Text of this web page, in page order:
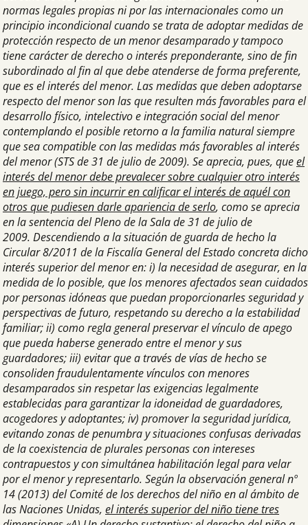
normas legales propias ni por las internacionales como un
principio incondicional cuando se trata de adoptar medidas de
protección respecto de un menor desamparado y tampoco
tiene carácter de derecho o interés preponderante, sino de fin
subordinado al fin al que debe atenderse de forma preferente,
que es el interés del menor. Las medidas que deben adoptarse
respecto del menor son las que resulten más favorables para el
desarrollo físico, intelectivo e integración social del menor
contemplando el posible retorno a la familia natural siempre
que sea compatible con las medidas más favorables al interés
del menor (STS de 31 de julio de 2009). Se aprecia, pues, queel
interés del menor debe prevalecer sobre cualquier otro interés
en juego, pero sin incurrir en calificar el interés de aquél con
otros que pudiesen darle apariencia de serlo, como se aprecia
en la sentencia del Pleno de la Sala de 31 de julio de
2009. Descendiendo a la situación de guarda de hecho la
Circular 8/2011 de la Fiscalía General del Estado concreta dicho
interés superior del menor en: i) la necesidad de asegurar, en la
medida de lo posible, que los menores afectados sean cuidados
por personas idóneas que puedan proporcionarles seguridad y
perspectivas de futuro, respetando su derecho a la estabilidad
familiar; ii) como regla general preservar el vínculo de apego
que pueda haberse generado entre el menor y sus
guardadores; iii) evitar que a través de vías de hecho se
consoliden fraudulentamente vínculos con menores
desamparados sin respetar las exigencias legalmente
establecidas para garantizar la idoneidad de guardadores,
acogedores y adoptantes; iv) promover la seguridad jurídica,
evitando zonas de penumbra y situaciones confusas derivadas
de la coexistencia de plurales personas con intereses
contrapuestos y con simultánea habilitación legal para velar
por el menor y representarlo. Según la observación general nº
14 (2013) del Comité de los derechos del niño en al ámbito de
las Naciones Unidas, el interés superior del niño tiene tres